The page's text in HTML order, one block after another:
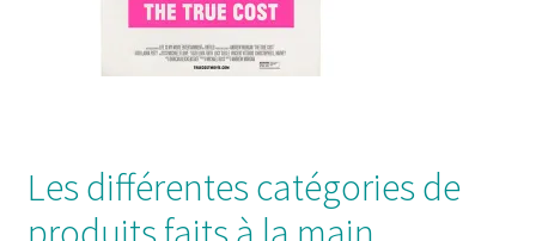
Les différentes catégories de